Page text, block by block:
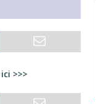
ici >>>